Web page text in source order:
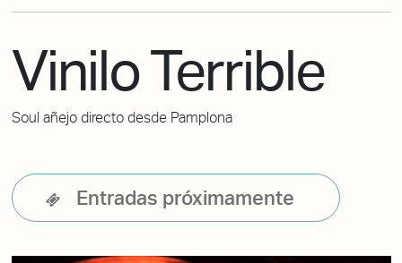
Vinilo Terrible
Soul añejo directo desde Pamplona
Entradas próximamente